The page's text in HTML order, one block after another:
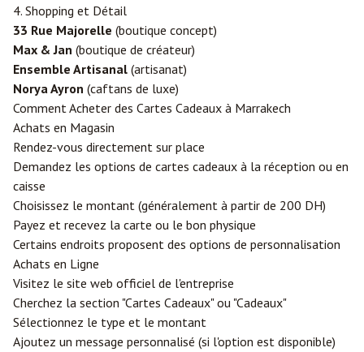
4. Shopping et Détail
33 Rue Majorelle (boutique concept)
Max & Jan (boutique de créateur)
Ensemble Artisanal (artisanat)
Norya Ayron (caftans de luxe)
Comment Acheter des Cartes Cadeaux à Marrakech
Achats en Magasin
Rendez-vous directement sur place
Demandez les options de cartes cadeaux à la réception ou en
caisse
Choisissez le montant (généralement à partir de 200 DH)
Payez et recevez la carte ou le bon physique
Certains endroits proposent des options de personnalisation
Achats en Ligne
Visitez le site web officiel de l'entreprise
Cherchez la section "Cartes Cadeaux" ou "Cadeaux"
Sélectionnez le type et le montant
Ajoutez un message personnalisé (si l'option est disponible)